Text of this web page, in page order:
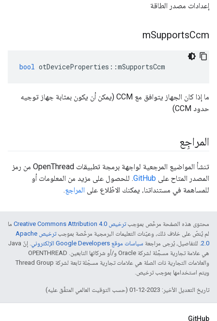
إعدادات مصدر الطاقة
mSupportsCcm
bool otDeviceProperties ::mSupportsCcm
ما إذا كان الجهاز يتوافق مع CCM (يمكن أن يكون بمثابة جهاز توجيه
حدود CCM)
المراجِع
تنشأ المواضيع المرجعية لواجهة برمجة تطبيقات OpenThread من رمز
المصدر المتاح على GitHub. للحصول على مزيد من المعلومات أو
للمساهمة في مستنداتنا، يمكنك الاطّلاع على المراجع.
محتوى هذه الصفحة مرخّص بموجبترخيص Creative Commons Attribution 4.0‏
ما
لم يُنصّ على خلاف ذلك، وعيّنات التعليمات البرمجية مرخّصة بموجب
ترخيص Apache
2.0‏. للتفاصيل، يُرجى مراجعة سياسات موقع Google Developers الإلكتروني
. إنّ Java
هي علامة تجارية مسجَّلة لشركة Oracle و/أو شركائها التابعين. ‫OPENTHREAD
والعلامات التجارية ذات الصلة هي علامات تجارية مسجّلة تابعة لشركة Thread Group
ويتم استخدامها بموجب ترخيص.
تاريخ التعديل الأخير: 2023-12-01 (حسب التوقيت العالمي المتفَّق عليه)
GitHub